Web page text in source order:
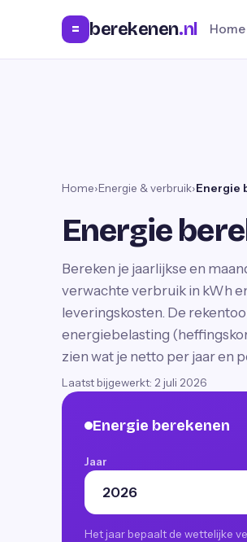
= berekenen.nl Home
Home›Energie & verbruik›Energie
Energie
Bereken je jaarlijkse en
verwachte verbruik in kWh
leveringskosten. De
energiebelasting
zien wat je netto per jaar en
Laatst bijgewerkt: 2 juli 2026
Energie berekenen
Jaar
Het jaar bepaalt de wettelijke